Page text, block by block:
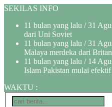
SEKILAS INFO
11 bulan yang lalu / 31
dari Uni Soviet
11 bulan yang lalu / 31
Malaya merdeka dari
11 bulan yang lalu / 14
Islam Pakistan mulai
WAKTU :